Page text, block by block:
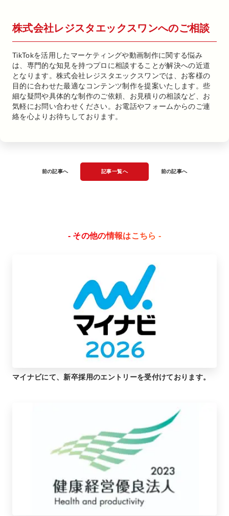
株式会社レジスタエックスワンへのご相談
TikTokを活用したマーケティングや動画制作に関する悩み
は、専門的な知見を持つプロに相談することが解決への近道
となります。株式会社レジスタエックスワンでは、お客様の
目的に合わせた最適なコンテンツ制作を提案いたします。些
細な疑問や具体的な制作のご依頼、お見積りの相談など、お
気軽にお問い合わせください。お電話やフォームからのご連
絡を心よりお待ちしております。
前の記事へ 記事一覧へ 前の記事へ
- その他の情報はこちら -
マイナビにて、新卒採用のエントリーを受付けております。